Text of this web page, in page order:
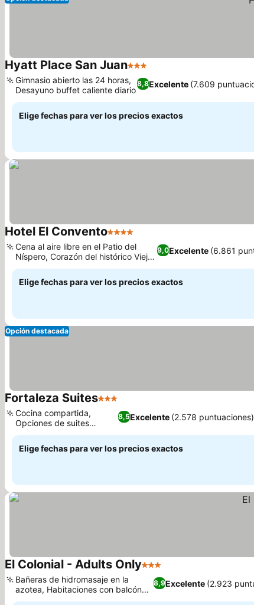
Hyatt Place San Juan3 Estrellas
8,8Excelente (7.609
Gimnasio abierto las 24 horas,
Desayuno buffet caliente diario
Elige fechas para ver los precios exactos
Hotel El Convento4 Estrellas
9,0Excelente (6.861
Cena al aire libre en el Patio del
Níspero, Corazón del histórico Viejo
San Juan
Elige fechas para ver los precios exactos
Opción destacada
Fortaleza Suites3 Estrellas
8,5Excelente (2.578 puntuaciones)
Cocina compartida,
Opciones de suites
familiares
Elige fechas para ver los precios exactos
El Colonial - Adults Only3 Estrellas
8,9Excelente (2.923
Bañeras de hidromasaje en la
azotea, Habitaciones con balcón
tipo Julieta